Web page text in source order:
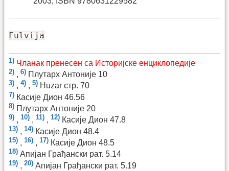
Fulvija
1) Чланак пренесен са Историјске енциклопедије
2) , 6) Плутарх Антоније 10
3) , 4) , 5) Huzar стр. 70
7) Касије Дион 46.56
8) Плутарх Антоније 20
9) , 10) , 11) , 12) Касије Дион 47.8
13) , 14) Касије Дион 48.4
15) , 16) , 17) Касије Дион 48.5
18) Апијан Грађански рат. 5.14
19) , 20) Апијан Грађански рат. 5.19